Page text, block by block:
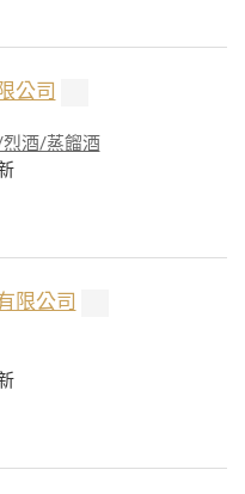
公司
酒/蒸餾酒
限公司